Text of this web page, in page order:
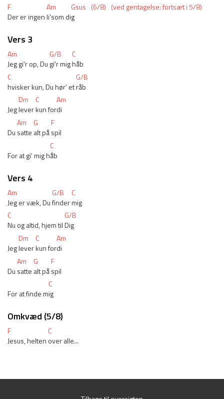
F
Am Gsus (6/8) (ved gentagelse: fortsæt i 5/8)
Der er ingen li'som dig
Vers 3
Am G/B
C
Jeg gi'r op, Du gi'r mig håb
C
G/B
hvisker kun, Du hør' et råb
Dm
C
Am
Jeg lever kun fordi
Am
G
F
Du satte alt på spil
C
For at gi' mig håb
Vers 4
Am G/B
C
Jeg er væk, Du finder mig
C
G/B
Nu og altid, hjem til Dig
Dm
C
Am
Jeg lever kun fordi
Am
G
F
Du satte alt på spil
C
For at finde mig
Omkvæd (5/8)
F
C
Jesus, helten over alle...